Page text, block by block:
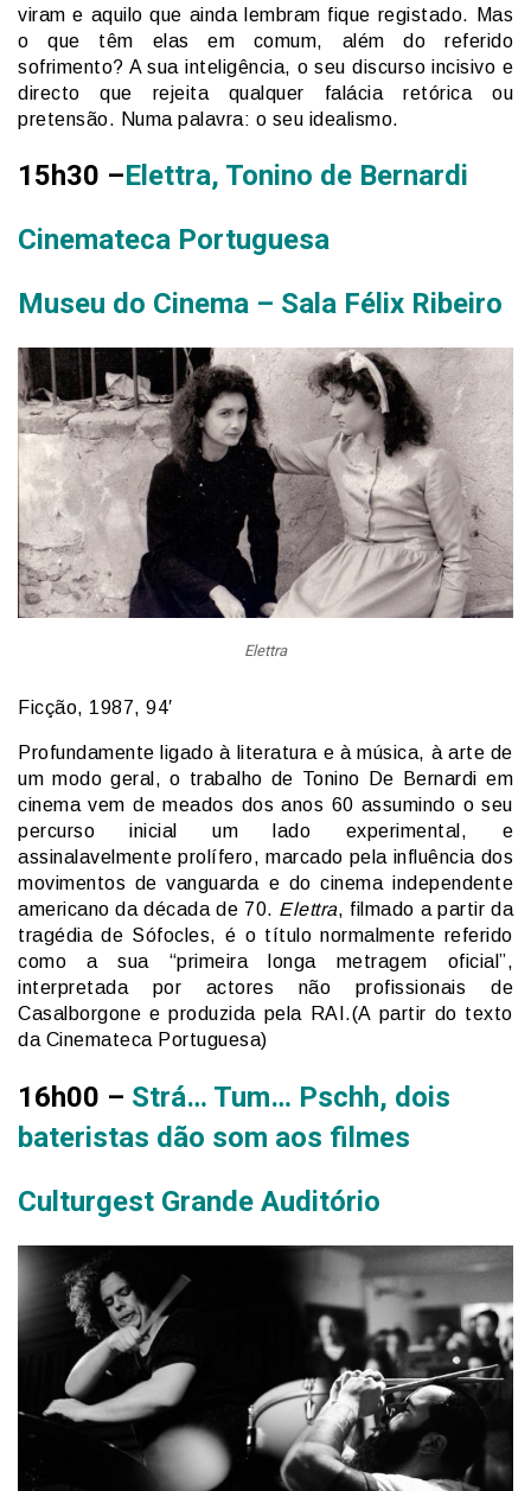
viram e aquilo que ainda lembram fique registado. Mas
o que têm elas em comum, além do referido
sofrimento? A sua inteligência, o seu discurso incisivo e
directo que rejeita qualquer falácia retórica ou
pretensão. Numa palavra: o seu idealismo.
15h30 –Elettra, Tonino de Bernardi
Cinemateca Portuguesa
Museu do Cinema – Sala Félix Ribeiro
Elettra
Ficção, 1987, 94′
Profundamente ligado à literatura e à música, à arte de
um modo geral, o trabalho de Tonino De Bernardi em
cinema vem de meados dos anos 60 assumindo o seu
percurso inicial um lado experimental, e
assinalavelmente prolífero, marcado pela influência dos
movimentos de vanguarda e do cinema independente
americano da década de 70. Elettra, filmado a partir da
tragédia de Sófocles, é o título normalmente referido
como a sua “primeira longa metragem oficial”,
interpretada por actores não profissionais de
Casalborgone e produzida pela RAI.(A partir do texto
da Cinemateca Portuguesa)
16h00 – Strá… Tum… Pschh, dois
bateristas dão som aos filmes
Culturgest Grande Auditório